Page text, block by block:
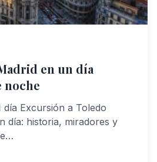
en un día
noche
día Excursión a Toledo
día: historia, miradores y